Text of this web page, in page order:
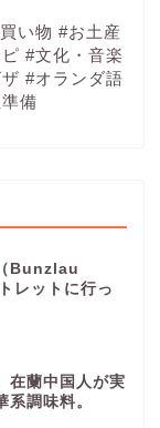
い物 #お土産
#文化・音楽
#オランダ語
備
Bunzlau
レットに行っ
在蘭中国人が実
系調味料。